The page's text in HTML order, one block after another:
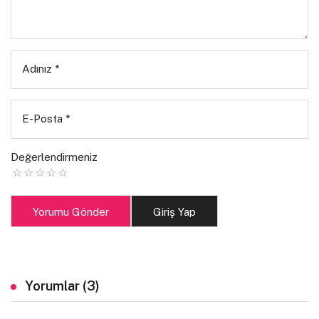
Adınız *
E-Posta *
Değerlendirmeniz
Yorumu Gönder Giriş Yap
Yorumlar (3)